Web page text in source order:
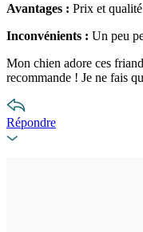
Avantages : Prix et qualité
Inconvénients : Un peu
Mon chien adore ces
recommande ! Je ne fais
Répondre